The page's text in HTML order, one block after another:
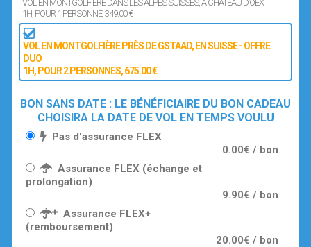
VOL EN MONTGOLFIÈRE DANS LES ALPES SUISSES, À CHÂTEAU D’OEX
1H, POUR 1 PERSONNE, 349.00 €
VOL EN MONTGOLFIÈRE PRÈS DE GSTAAD, EN SUISSE - OFFRE
DUO
1H, POUR 2 PERSONNES, 675.00 €
BON SANS DATE : LE BÉNÉFICIAIRE DU BON CADEAU
CHOISIRA LA DATE DE VOL EN TEMPS VOULU
Pas d'assurance FLEX
0.00€ / bon
Assurance FLEX (échange et
prolongation)
9.90€ / bon
Assurance FLEX+
(remboursement)
20.00€ / bon